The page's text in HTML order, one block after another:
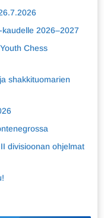
2026–2027
Chess
shakkituomarien
divisioonan ohjelmat